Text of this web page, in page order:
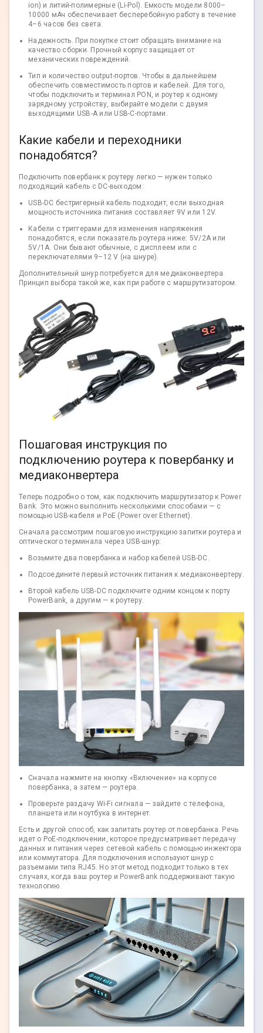
ion) и литий-полимерные (Li-Pol). Емкость модели 8000–
10000 мАч обеспечивает бесперебойную работу в течение
4–6 часов без света.
Надежность. При покупке стоит обращать внимание на
качество сборки. Прочный корпус защищает от
механических повреждений.
Тип и количество output-портов. Чтобы в дальнейшем
обеспечить совместимость портов и кабелей. Для того,
чтобы подключить и терминал PON, и роутер к одному
зарядному устройству, выбирайте модели с двумя
выходящими USB-A или USB-C-портами.
Какие кабели и переходники
понадобятся?
Подключить повербанк к роутеру легко — нужен только
подходящий кабель с DC-выходом:
USB-DC бестригерный кабель подходит, если выходная
мощность источника питания составляет 9V или 12V.
Кабели с триггерами для изменения напряжения
понадобятся, если показатель роутера ниже: 5V/2A или
5V/1A. Они бывают обычные, с дисплеем или с
переключателями 9–12 V (на шнуре).
Дополнительный шнур потребуется для медиаконвертера.
Принцип выбора такой же, как при работе с маршрутизатором.
Пошаговая инструкция по
подключению роутера к повербанку и
медиаконвертера
Теперь подробно о том, как подключить маршрутизатор к Power
Bank. Это можно выполнить несколькими способами — с
помощью USB-кабеля и PoE (Power over Ethernet).
Сначала рассмотрим пошаговую инструкцию запитки роутера и
оптического терминала через USB-шнур:
Возьмите два повербанка и набор кабелей USB-DC.
Подсоедините первый источник питания к медиаконвертеру.
Второй кабель USB-DC подключите одним концом к порту
PowerBank, а другим — к роутеру.
Сначала нажмите на кнопку «Включение» на корпусе
повербанка, а затем — роутера.
Проверьте раздачу Wi-Fi сигнала — зайдите с телефона,
планшета или ноутбука в интернет.
Есть и другой способ, как запитать роутер от повербанка. Речь
идет о PoE-подключении, которое предусматривает передачу
данных и питания через сетевой кабель с помощью инжектора
или коммутатора. Для подключения используют шнур с
разъемами типа RJ45. Но этот метод подходит только в тех
случаях, когда ваш роутер и PowerBank поддерживают такую
технологию.